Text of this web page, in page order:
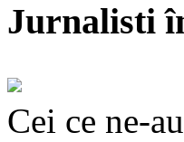
Jurnalisti
Cei ce ne-